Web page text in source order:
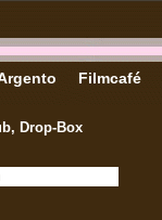
Drop-Box
Filmcafé